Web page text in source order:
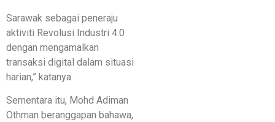
Sarawak sebagai peneraju
aktiviti Revolusi Industri 4.0
dengan mengamalkan
transaksi digital dalam situasi
harian,” katanya.
Sementara itu, Mohd Adiman
Othman beranggapan bahawa,